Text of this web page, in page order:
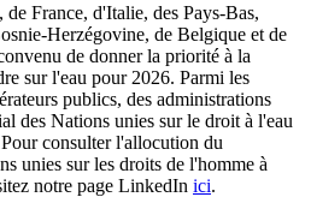
France, d'Italie, des Pays-Bas,
Herzégovine, de Belgique et de
de donner la priorité à la
sur l'eau pour 2026. Parmi les
publics, des administrations
des Nations unies sur le droit à l'eau
consulter l'allocution du
unies sur les droits de l'homme à
notre page LinkedIn ici.